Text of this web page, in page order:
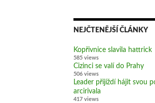
NEJČTENĚJŠÍ ČLÁNKY
Kopřivnice slavila hattrick
585 views
Cizinci se valí do Prahy
506 views
Leader přijíždí hájit svou
arcirivala
417 views